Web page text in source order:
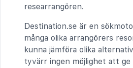
researrangören.
Destination.se är en
många olika arrangörers
kunna jämföra olika
tyvärr ingen möjlighet att ge